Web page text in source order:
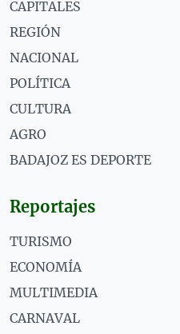
CAPITALES
REGIÓN
NACIONAL
POLÍTICA
CULTURA
AGRO
BADAJOZ ES DEPORTE
Reportajes
TURISMO
ECONOMÍA
MULTIMEDIA
CARNAVAL